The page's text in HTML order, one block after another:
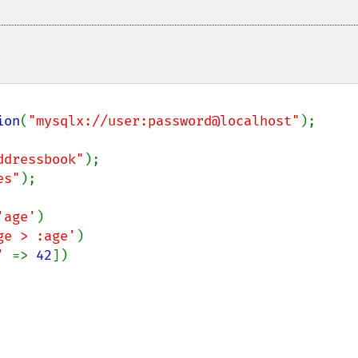
( "mysqlx://user:password@localhost" );
);
'age' )
> :age' )
=> 42])